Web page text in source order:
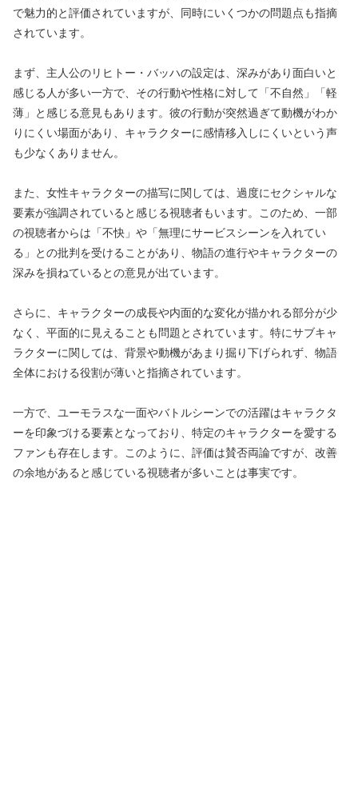
で魅力的と評価されていますが、同時にいくつかの問題点も指摘
されています。
まず、主人公のリヒトー・バッハの設定は、深みがあり面白いと
感じる人が多い一方で、その行動や性格に対して「不自然」「軽
薄」と感じる意見もあります。彼の行動が突然過ぎて動機がわか
りにくい場面があり、キャラクターに感情移入しにくいという声
も少なくありません。
また、女性キャラクターの描写に関しては、過度にセクシャルな
要素が強調されていると感じる視聴者もいます。このため、一部
の視聴者からは「不快」や「無理にサービスシーンを入れてい
る」との批判を受けることがあり、物語の進行やキャラクターの
深みを損ねているとの意見が出ています。
さらに、キャラクターの成長や内面的な変化が描かれる部分が少
なく、平面的に見えることも問題とされています。特にサブキャ
ラクターに関しては、背景や動機があまり掘り下げられず、物語
全体における役割が薄いと指摘されています。
一方で、ユーモラスな一面やバトルシーンでの活躍はキャラクタ
ーを印象づける要素となっており、特定のキャラクターを愛する
ファンも存在します。このように、評価は賛否両論ですが、改善
の余地があると感じている視聴者が多いことは事実です。